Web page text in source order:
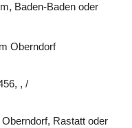
Baden-Baden oder
Oberndorf
, /
Rastatt oder